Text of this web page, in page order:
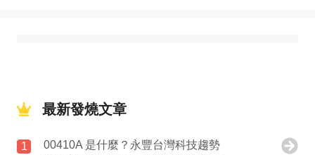
最新發燒文章
1
00410A 是什麼？永豐台灣科技趨勢